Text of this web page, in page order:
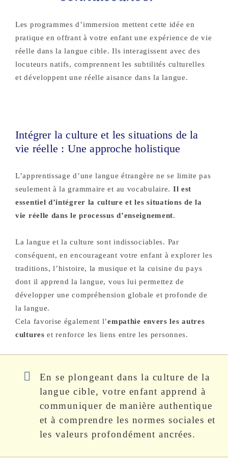
Les programmes d’immersion mettent cette idée en
pratique en offrant à votre enfant une expérience de vie
réelle dans la langue cible. Ils interagissent avec des
locuteurs natifs, comprennent les subtilités culturelles
et développent une réelle aisance dans la langue.
Intégrer la culture et les situations de la
vie réelle : Une approche holistique
L’apprentissage d’une langue étrangère ne se limite pas
seulement à la grammaire et au vocabulaire. Il est
essentiel d’intégrer la culture et les situations de la
vie réelle dans le processus d’enseignement.
La langue et la culture sont indissociables. Par
conséquent, en encourageant votre enfant à explorer les
traditions, l’histoire, la musique et la cuisine du pays
dont il apprend la langue, vous lui permettez de
développer une compréhension globale et profonde de
la langue.
Cela favorise également l’empathie envers les autres
cultures et renforce les liens entre les personnes.
En se plongeant dans la culture de la
langue cible, votre enfant apprend à
communiquer de manière authentique
et à comprendre les normes sociales et
les valeurs profondément ancrées.